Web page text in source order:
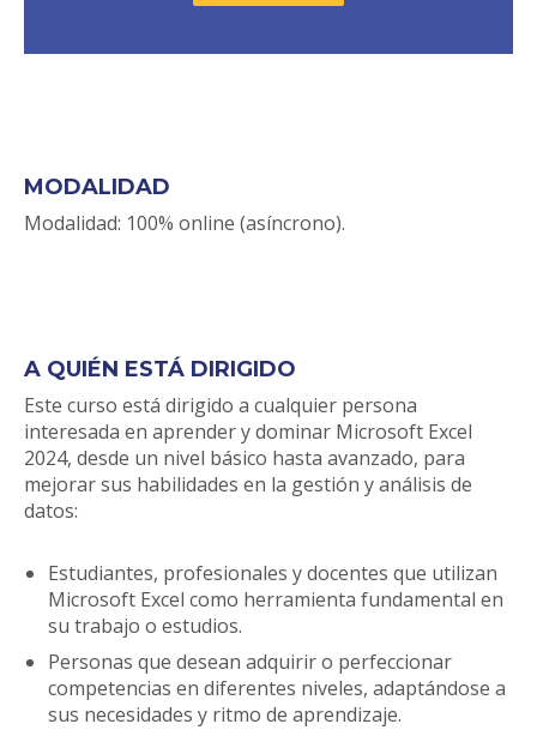
MODALIDAD
Modalidad: 100% online (asíncrono).
A QUIÉN ESTÁ DIRIGIDO
Este curso está dirigido a cualquier persona
interesada en aprender y dominar Microsoft Excel
2024, desde un nivel básico hasta avanzado, para
mejorar sus habilidades en la gestión y análisis de
datos:
Estudiantes, profesionales y docentes que utilizan
Microsoft Excel como herramienta fundamental en
su trabajo o estudios.
Personas que desean adquirir o perfeccionar
competencias en diferentes niveles, adaptándose a
sus necesidades y ritmo de aprendizaje.